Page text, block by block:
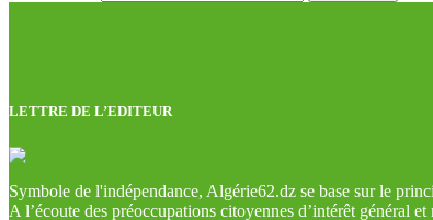
LETTRE DE L’EDITEUR
Symbole de l'indépendance, Algérie62.dz se base sur le
A l’écoute des préoccupations citoyennes d’intérêt général et